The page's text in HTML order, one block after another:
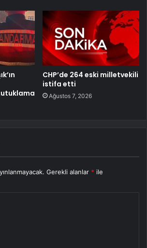
CHP’de 264 eski milletvekili
istifa etti
Ağustos 7, 2026
Gerekli alanlar * ile